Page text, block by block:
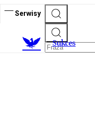
Serwisy
Sukces